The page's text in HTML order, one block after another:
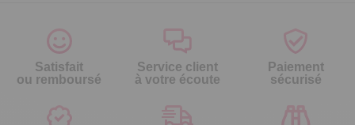
Satisfait
ou remboursé
Service client
à votre écoute
Paiement
sécurisé